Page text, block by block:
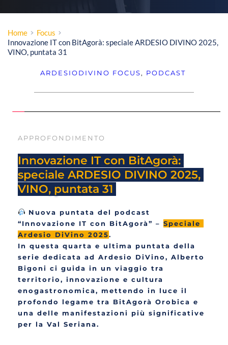
Home
Focus
Innovazione IT con BitAgorà: speciale ARDESIO DIVINO 2025,
VINO, puntata 31
ARDESIODIVINO FOCUS, PODCAST
APPROFONDIMENTO
Innovazione IT con BitAgorà:
speciale ARDESIO DIVINO 2025,
VINO, puntata 31
Nuova puntata del podcast
“Innovazione IT con BitAgorà” – Speciale
Ardesio DiVino 2025.
In questa quarta e ultima puntata della
serie dedicata ad Ardesio DiVino, Alberto
Bigoni ci guida in un viaggio tra
territorio, innovazione e cultura
enogastronomica, mettendo in luce il
profondo legame tra BitAgorà Orobica e
una delle manifestazioni più significative
per la Val Seriana.